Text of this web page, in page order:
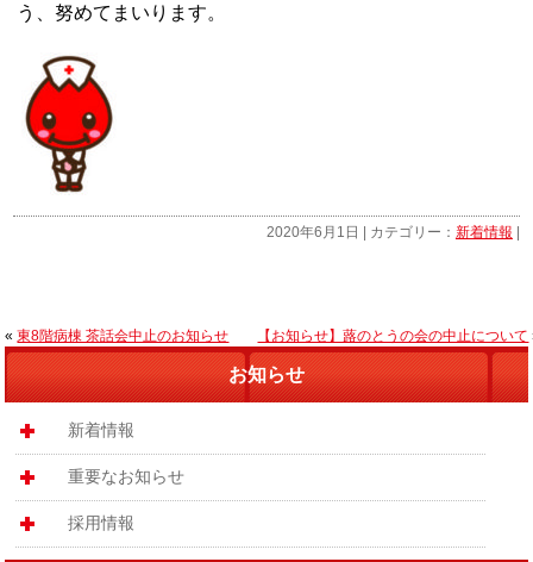
う、努めてまいります。
2020年6月1日 | カテゴリー： 新着情報 |
«東8階病棟 茶話会中止のお知らせ 【お知らせ】蕗のとうの会の中止について
お知らせ
新着情報
重要なお知らせ
採用情報